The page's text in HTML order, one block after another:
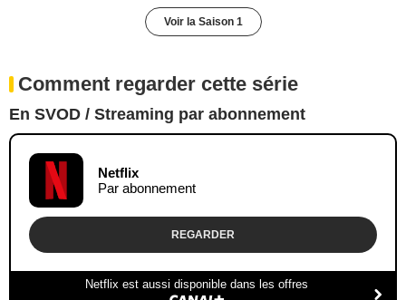
Voir la Saison 1
Comment regarder cette série
En SVOD / Streaming par abonnement
Netflix
Par abonnement
REGARDER
Netflix est aussi disponible dans les offres